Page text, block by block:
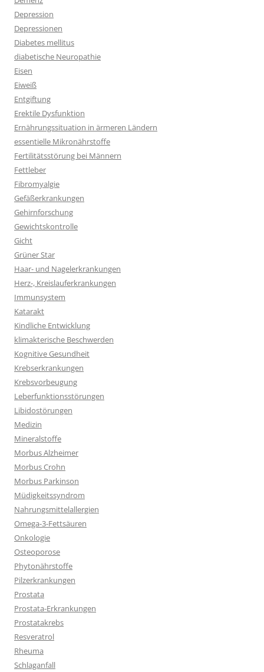
Depression
Depressionen
Diabetes mellitus
diabetische Neuropathie
Eisen
Eiweiß
Entgiftung
Erektile Dysfunktion
Ernährungssituation in ärmeren Ländern
essentielle Mikronährstoffe
Fertilitätsstörung bei Männern
Fettleber
Fibromyalgie
Gefäßerkrankungen
Gehirnforschung
Gewichtskontrolle
Gicht
Grüner Star
Haar- und Nagelerkrankungen
Herz-, Kreislauferkrankungen
Immunsystem
Katarakt
Kindliche Entwicklung
klimakterische Beschwerden
Kognitive Gesundheit
Krebserkrankungen
Krebsvorbeugung
Leberfunktionsstörungen
Libidostörungen
Medizin
Mineralstoffe
Morbus Alzheimer
Morbus Crohn
Morbus Parkinson
Müdigkeitssyndrom
Nahrungsmittelallergien
Omega-3-Fettsäuren
Onkologie
Osteoporose
Phytonährstoffe
Pilzerkrankungen
Prostata
Prostata-Erkrankungen
Prostatakrebs
Resveratrol
Rheuma
Schlaganfall